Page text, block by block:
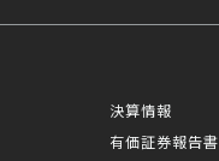
決算情報
有価証券報告書